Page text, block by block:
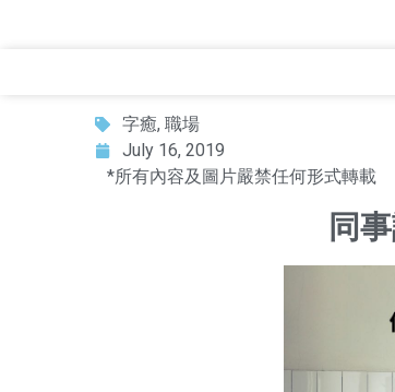
字癒, 職場
July 16, 2019
*所有內容及圖片嚴禁任何形式轉載
同